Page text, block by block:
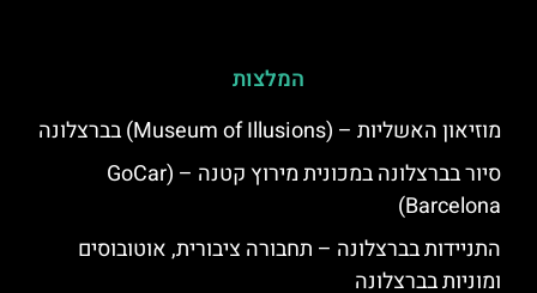
המלצות
מוזיאון האשליות – (Museum of Illusions) בברצלונה
סיור בברצלונה במכונית מירוץ קטנה – (GoCar
Barcelona)
התניידות בברצלונה – תחבורה ציבורית, אוטובוסים
ומוניות בברצלונה